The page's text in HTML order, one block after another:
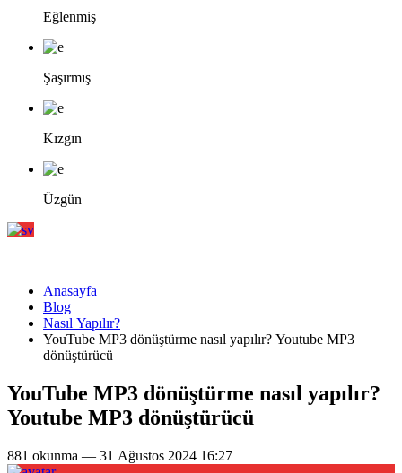
Eğlenmiş
Şaşırmış
Kızgın
Üzgün
Anasayfa
Blog
Nasıl Yapılır?
YouTube MP3 dönüştürme nasıl yapılır? Youtube MP3
dönüştürücü
YouTube MP3 dönüştürme nasıl yapılır?
Youtube MP3 dönüştürücü
881 okunma — 31 Ağustos 2024 16:27